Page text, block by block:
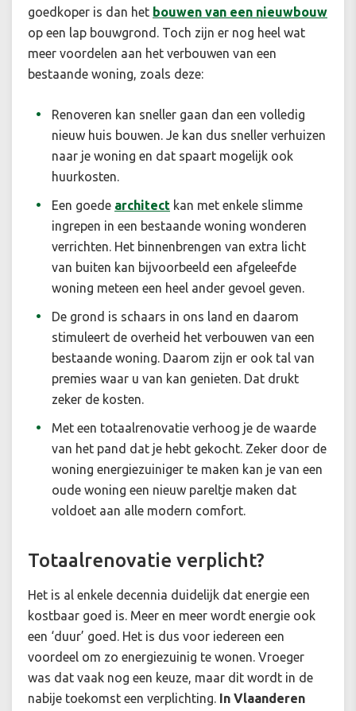
goedkoper is dan het bouwen van een nieuwbouw
op een lap bouwgrond. Toch zijn er nog heel wat
meer voordelen aan het verbouwen van een
bestaande woning, zoals deze:
Renoveren kan sneller gaan dan een volledig
nieuw huis bouwen. Je kan dus sneller verhuizen
naar je woning en dat spaart mogelijk ook
huurkosten.
Een goede architect kan met enkele slimme
ingrepen in een bestaande woning wonderen
verrichten. Het binnenbrengen van extra licht
van buiten kan bijvoorbeeld een afgeleefde
woning meteen een heel ander gevoel geven.
De grond is schaars in ons land en daarom
stimuleert de overheid het verbouwen van een
bestaande woning. Daarom zijn er ook tal van
premies waar u van kan genieten. Dat drukt
zeker de kosten.
Met een totaalrenovatie verhoog je de waarde
van het pand dat je hebt gekocht. Zeker door de
woning energiezuiniger te maken kan je van een
oude woning een nieuw pareltje maken dat
voldoet aan alle modern comfort.
Totaalrenovatie verplicht?
Het is al enkele decennia duidelijk dat energie een
kostbaar goed is. Meer en meer wordt energie ook
een ‘duur’ goed. Het is dus voor iedereen een
voordeel om zo energiezuinig te wonen. Vroeger
was dat vaak nog een keuze, maar dit wordt in de
nabije toekomst een verplichting. In Vlaanderen